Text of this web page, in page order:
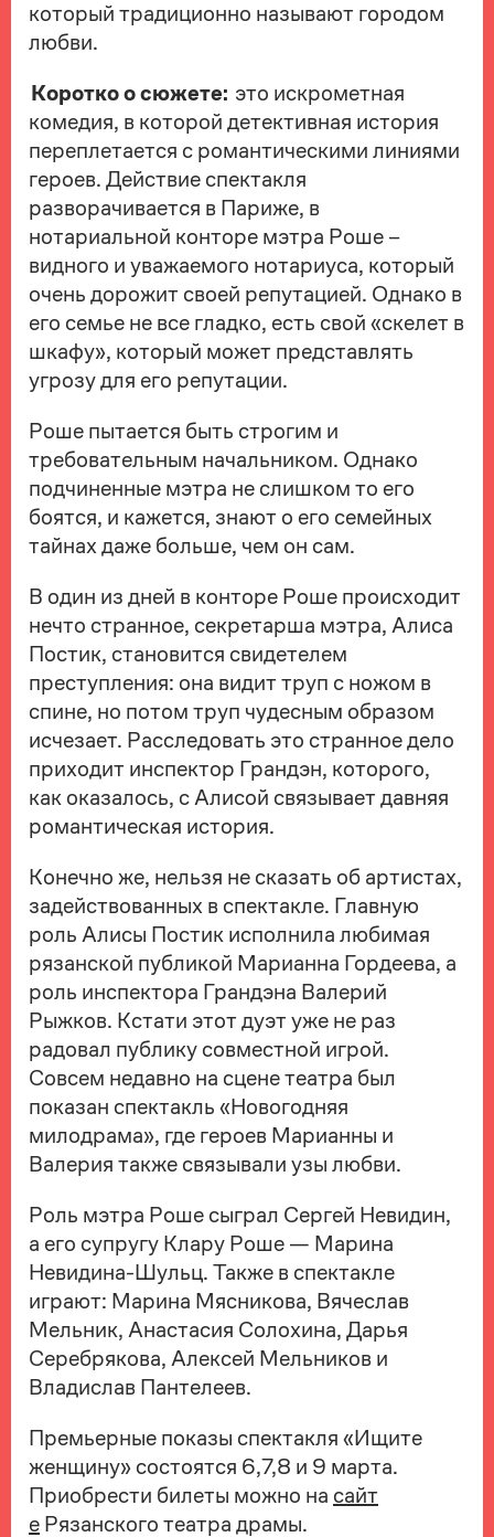
который традиционно называют городом
любви.
Коротко о сюжете: это искрометная
комедия, в которой детективная история
переплетается с романтическими линиями
героев. Действие спектакля
разворачивается в Париже, в
нотариальной конторе мэтра Роше –
видного и уважаемого нотариуса, который
очень дорожит своей репутацией. Однако в
его семье не все гладко, есть свой «скелет в
шкафу», который может представлять
угрозу для его репутации.
Роше пытается быть строгим и
требовательным начальником. Однако
подчиненные мэтра не слишком то его
боятся, и кажется, знают о его семейных
тайнах даже больше, чем он сам.
В один из дней в конторе Роше происходит
нечто странное, секретарша мэтра, Алиса
Постик, становится свидетелем
преступления: она видит труп с ножом в
спине, но потом труп чудесным образом
исчезает. Расследовать это странное дело
приходит инспектор Грандэн, которого,
как оказалось, с Алисой связывает давняя
романтическая история.
Конечно же, нельзя не сказать об артистах,
задействованных в спектакле. Главную
роль Алисы Постик исполнила любимая
рязанской публикой Марианна Гордеева, а
роль инспектора Грандэна Валерий
Рыжков. Кстати этот дуэт уже не раз
радовал публику совместной игрой.
Совсем недавно на сцене театра был
показан спектакль «Новогодняя
милодрама», где героев Марианны и
Валерия также связывали узы любви.
Роль мэтра Роше сыграл Сергей Невидин,
а его супругу Клару Роше — Марина
Невидина-Шульц. Также в спектакле
играют: Марина Мясникова, Вячеслав
Мельник, Анастасия Солохина, Дарья
Серебрякова, Алексей Мельников и
Владислав Пантелеев.
Премьерные показы спектакля «Ищите
женщину» состоятся 6,7,8 и 9 марта.
Приобрести билеты можно на сайт
е Рязанского театра драмы.